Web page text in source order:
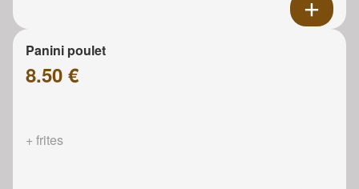
Panini poulet
8.50 €
+ frites